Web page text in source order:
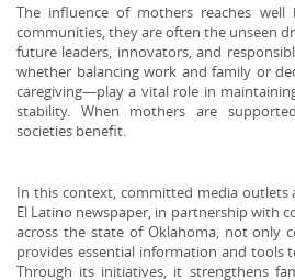
The influence of mothers reaches
communities, they are often the unseen
future leaders, innovators, and
whether balancing work and family or
caregiving—play a vital role in
stability. When mothers are
societies benefit.
In this context, committed media outlets
El Latino newspaper, in partnership with
across the state of Oklahoma, not only
provides essential information and tools
Through its initiatives, it strengthens